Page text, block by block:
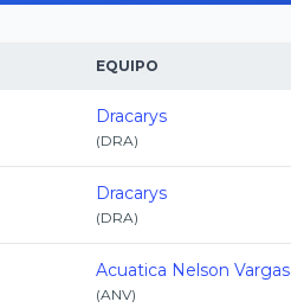
EQUIPO
Dracarys
(DRA)
Dracarys
(DRA)
Acuatica Nelson Vargas
(ANV)